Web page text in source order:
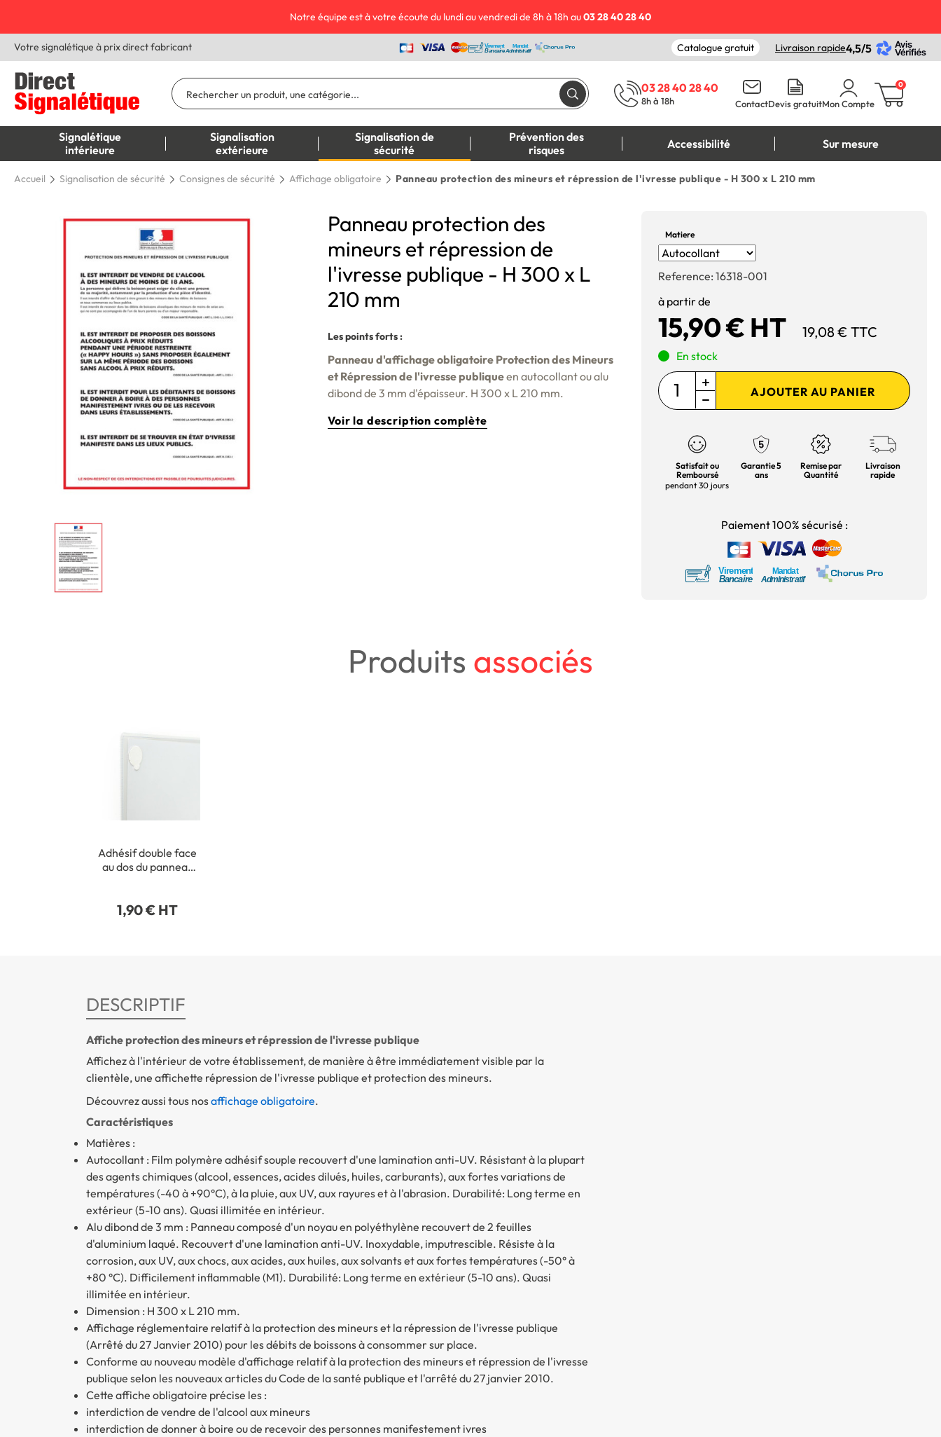
Notre équipe est à votre écoute du lundi au vendredi de 8h à 18h au03 28 40 28 40
Votre signalétique à prix direct fabricant Catalogue gratuit Livraison rapide4,5/5
03 28 40 28 40
8h à 18h ContactDevis gratuitMon Compte
0
Signalétique
intérieure
Signalisation
extérieure
Signalisation de
sécurité
Prévention des
risques
Accessibilité Sur mesure
Accueil Signalisation de sécurité Consignes de sécurité Affichage obligatoire Panneau protection des mineurs et répression de l'ivresse publique - H 300 x L 210 mm
Panneau protection des
mineurs et répression de
l'ivresse publique - H 300 x L
210 mm
Les points forts :
Panneau d'affichage obligatoire Protection des Mineurs
et Répression de l'ivresse publiqueen autocollant ou alu
dibond de 3 mm d'épaisseur. H 300 x L 210 mm.
Voir la description complète
Matiere
Reference: 16318-001
à partir de
15,90 € HT 19,08 € TTC
En stock
AJOUTER AU PANIER
Satisfait ou
Remboursé
pendant 30 jours
Garantie 5
ans
Remise par
Quantité
Livraison
rapide
Paiement 100% sécurisé :
Produits associés
Adhésif double face
au dos du panneau
1,90 € HT
DESCRIPTIF
Affiche protection des mineurs et répression de l'ivresse publique
Affichez à l'intérieur de votre établissement, de manière à être immédiatement visible par la
clientèle, une affichette répression de l'ivresse publique et protection des mineurs.
Découvrez aussi tous nosaffichage obligatoire.
Caractéristiques
Matières :
Autocollant : Film polymère adhésif souple recouvert d'une lamination anti-UV. Résistant à la plupart
des agents chimiques (alcool, essences, acides dilués, huiles, carburants), aux fortes variations de
températures (-40 à +90°C), à la pluie, aux UV, aux rayures et à l'abrasion. Durabilité: Long terme en
extérieur (5-10 ans). Quasi illimitée en intérieur.
Alu dibond de 3 mm : Panneau composé d'un noyau en polyéthylène recouvert de 2 feuilles
d'aluminium laqué. Recouvert d'une lamination anti-UV. Inoxydable, imputrescible. Résiste à la
corrosion, aux UV, aux chocs, aux acides, aux huiles, aux solvants et aux fortes températures (-50° à
+80 °C). Difficilement inflammable (M1). Durabilité: Long terme en extérieur (5-10 ans). Quasi
illimitée en intérieur.
Dimension : H 300 x L 210 mm.
Affichage réglementaire relatif à la protection des mineurs et la répression de l'ivresse publique
(Arrêté du 27 Janvier 2010) pour les débits de boissons à consommer sur place.
Conforme au nouveau modèle d'affichage relatif à la protection des mineurs et répression de l'ivresse
publique selon les nouveaux articles du Code de la santé publique et l'arrêté du 27 janvier 2010.
Cette affiche obligatoire précise les :
interdiction de vendre de l'alcool aux mineurs
interdiction de donner à boire ou de recevoir des personnes manifestement ivres